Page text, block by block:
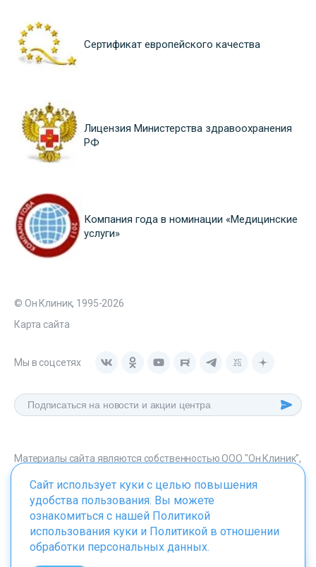
Сертификат европейского качества
Лицензия Министерства здравоохранения
РФ
Компания года в номинации «Медицинские
услуги»
© Он Клиник, 1995-2026
Карта сайта
Мы в соцсетях
Материалы сайта являются собственностью ООО "Он Клиник",
запрещено в соответствии со статьей 1259 ГК. РФ.
ИМЕЮТСЯ ПРОТИВОПОКАЗАНИЯ. НЕОБХОДИМО
Сайт использует куки с целью повышения
удобства пользования. Вы можете
ознакомиться с нашей Политикой
использования куки и Политикой в отношении
обработки персональных данных.